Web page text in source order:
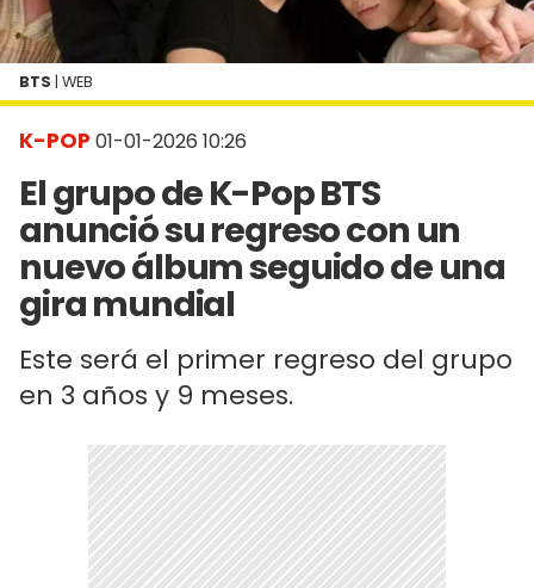
K-POP 01-01-2026 10:26
El grupo de K-Pop BTS
anunció su regreso con un
nuevo álbum seguido de una
gira mundial
Este será el primer regreso del grupo
en 3 años y 9 meses.
BTS | WEB